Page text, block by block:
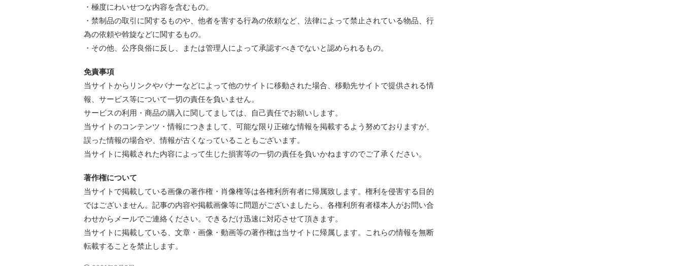
・極度にわいせつな内容を含むもの。
・禁制品の取引に関するものや、他者を害する行為の依頼など、法律によって禁止されている物品、行
為の依頼や斡旋などに関するもの。
・その他、公序良俗に反し、または管理人によって承認すべきでないと認められるもの。
免責事項
当サイトからリンクやバナーなどによって他のサイトに移動された場合、移動先サイトで提供される情
報、サービス等について一切の責任を負いません。
サービスの利用・商品の購入に関してましては、自己責任でお願いします。
当サイトのコンテンツ・情報につきまして、可能な限り正確な情報を掲載するよう努めておりますが、
誤った情報の場合や、情報が古くなっていることもございます。
当サイトに掲載された内容によって生じた損害等の一切の責任を負いかねますのでご了承ください。
著作権について
当サイトで掲載している画像の著作権・肖像権等は各権利所有者に帰属致します。権利を侵害する目的
ではございません。記事の内容や掲載画像等に問題がございましたら、各権利所有者様本人がお問い合
わせからメールでご連絡ください。できるだけ迅速に対応させて頂きます。
当サイトに掲載している、文章・画像・動画等の著作権は当サイトに帰属します。これらの情報を無断
転載することを禁止します。